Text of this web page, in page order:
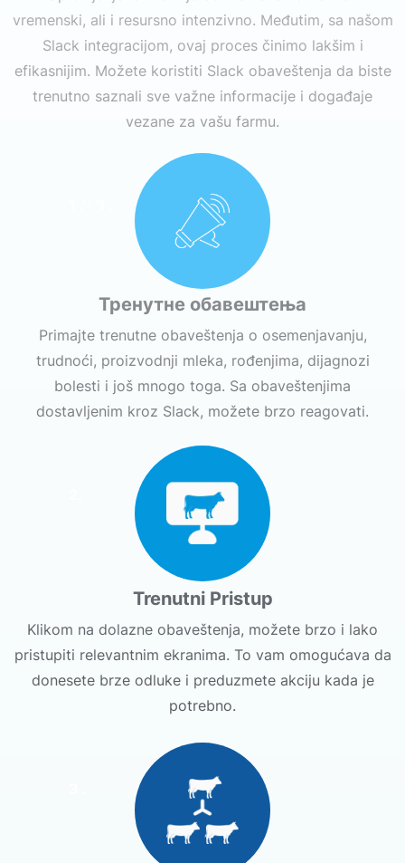
vremenski, ali i resursno intenzivno. Međutim, sa našom
Slack integracijom, ovaj proces činimo lakšim i
efikasnijim. Možete koristiti Slack obaveštenja da biste
trenutno saznali sve važne informacije i događaje
vezane za vašu farmu.
Тренутне обавештења
Primajte trenutne obaveštenja o osemenjavanju,
trudnoći, proizvodnji mleka, rođenjima, dijagnozi
bolesti i još mnogo toga. Sa obaveštenjima
dostavljenim kroz Slack, možete brzo reagovati.
Trenutni Pristup
Klikom na dolazne obaveštenja, možete brzo i lako
pristupiti relevantnim ekranima. To vam omogućava da
donesete brze odluke i preduzmete akciju kada je
potrebno.